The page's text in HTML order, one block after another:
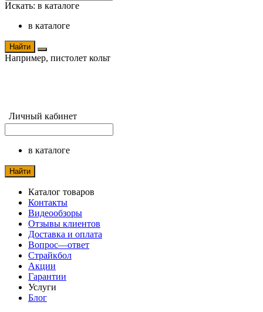
Искать: в каталоге
в каталоге
Найти
Например, пистолет кольт
Личный кабинет
в каталоге
Найти
Каталог товаров
Контакты
Видеообзоры
Отзывы клиентов
Доставка и оплата
Вопрос—ответ
Страйкбол
Акции
Гарантии
Услуги
Блог